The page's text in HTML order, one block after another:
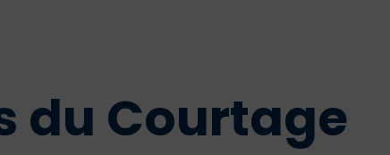
du Courtage